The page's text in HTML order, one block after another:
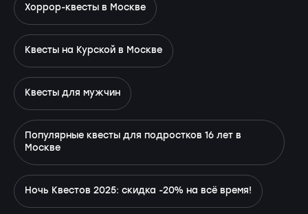
Хоррор-квесты в Москве
Квесты на Курской в Москве
Квесты для мужчин
Популярные квесты для подростков 16 лет в
Москве
Ночь Квестов 2025: скидка -20% на всё время!